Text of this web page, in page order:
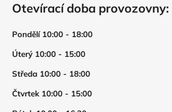
Otevírací doba provozovny:
Pondělí 10:00 - 18:00
Úterý 10:00 - 15:00
Středa 10:00 - 18:00
Čtvrtek 10:00 - 15:00